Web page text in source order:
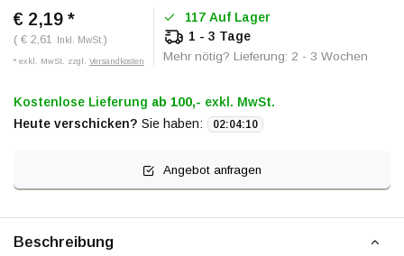
€ 2,19 *
( € 2,61 Inkl. MwSt. )
* exkl. MwSt. zzgl. Versandkosten
117 Auf Lager
1 - 3 Tage
Mehr nötig? Lieferung: 2 - 3 Wochen
Kostenlose Lieferung ab 100,- exkl. MwSt.
Heute verschicken? Sie haben: 02:04:10
Angebot anfragen
Beschreibung